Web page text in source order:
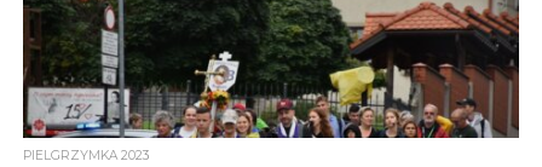
PIELGRZYMKA 2023